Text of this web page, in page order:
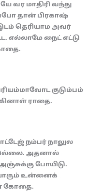
வர மாதிரி வந்து
தான் பிரகாஷ்
தெரியாம அவர்
எல்லாமே நைட் எட்டு
குடும்பம்
ராதை.
நம்பர் நாலுல
இல்லை. அதனால்
அஞ்சுக்கு போயிடு.
உன்னைக்
கோதை.